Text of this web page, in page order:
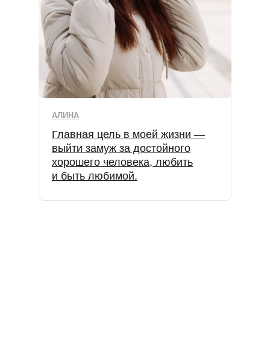
Главная цель в моей жизни —
выйти замуж за достойного
хорошего человека, любить
и быть любимой.
АЛИНА